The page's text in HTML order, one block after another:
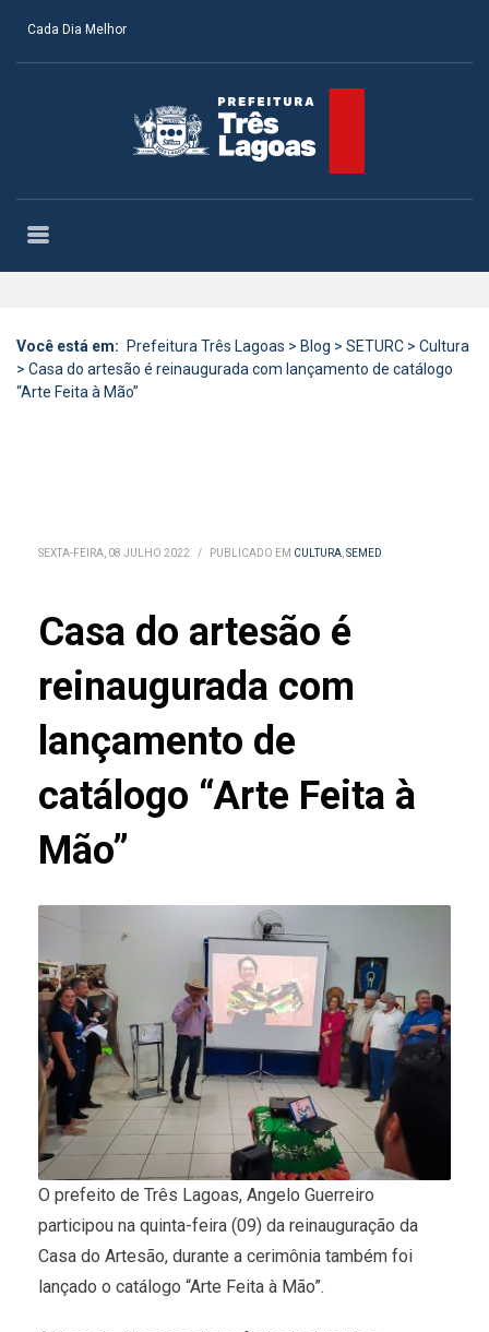
Cada Dia Melhor
Você está em: Prefeitura Três Lagoas > Blog > SETURC > Cultura
> Casa do artesão é reinaugurada com lançamento de catálogo
“Arte Feita à Mão”
SEXTA-FEIRA, 08 JULHO 2022 / PUBLICADO EM CULTURA,SEMED
Casa do artesão é
reinaugurada com
lançamento de
catálogo “Arte Feita à
Mão”
O prefeito de Três Lagoas, Angelo Guerreiro
participou na quinta-feira (09) da reinauguração da
Casa do Artesão, durante a cerimônia também foi
lançado o catálogo “Arte Feita à Mão”.